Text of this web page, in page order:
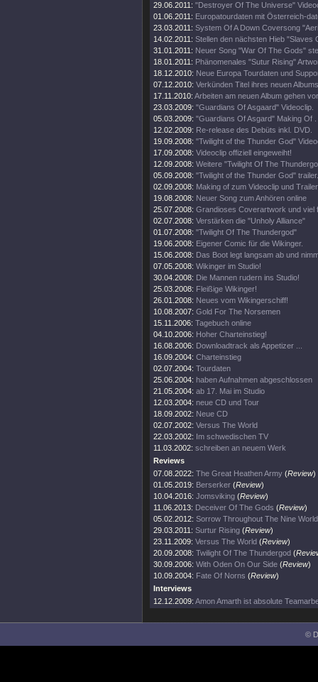
29.06.2011: "Destroyer Of The Universe"
01.06.2011: Europatourdaten mit Österreich-
23.03.2011: System Of A Down Coversong
14.02.2011: Stellen den nächsten Hieb "Slaves
31.01.2011: Neuer Song "War Of The Gods"
18.01.2011: Phänomenales "Sutur Rising"
18.12.2010: Neue Europa Tourdaten und
07.12.2010: Verkünden Titel ihres neuen Albums
17.11.2010: Arbeiten am neuen Album gehen
23.03.2009: "Guardians Of Asgaard" Videoclip.
05.03.2009: "Guardians Of Asgard" Making Of .
12.02.2009: Re-release des Debüts inkl. DVD.
19.09.2008: "Twilight of the Thunder God"
17.09.2008: Videoclip offiziell eingeweiht!
12.09.2008: Weitere "Twilight Of The
05.09.2008: "Twilight of the Thunder God" trailer.
02.09.2008: Making of zum Videoclip und
19.08.2008: Neuer Song zum Anhören online
25.07.2008: Grandioses Coverartwork und viel
02.07.2008: Verstärken die "Unholy Alliance"
01.07.2008: "Twilight Of The Thundergod"
19.06.2008: Eigener Comic für die Wikinger.
15.06.2008: Das Boot legt langsam ab und
07.05.2008: Wikinger im Studio!
30.04.2008: Die Mannen rudern ins Studio!
25.03.2008: Fleißige Wikinger!
26.01.2008: Neues vom Wikingerschiff!
10.08.2007: Gold For The Norsemen
15.11.2006: Tagebuch online
04.10.2006: Hoher Charteinstieg!
16.08.2006: Downloadtrack als Appetizer ...
16.09.2004: Charteinstieg
02.07.2004: Tourdaten
25.06.2004: haben Aufnahmen abgeschlossen
21.05.2004: ab 17. Mai im Studio
12.03.2004: neue CD und Tour
18.09.2002: Neue CD
02.07.2002: Versus The World
22.03.2002: Im schwedischen TV
11.03.2002: schreiben an neuem Werk
Reviews
07.08.2022: The Great Heathen Army (Review)
01.05.2019: Berserker (Review)
10.04.2016: Jomsviking (Review)
11.06.2013: Deceiver Of The Gods (Review)
05.02.2012: Sorrow Throughout The Nine
29.03.2011: Surtur Rising (Review)
23.11.2009: Versus The World (Review)
20.09.2008: Twilight Of The Thundergod (
30.09.2006: With Oden On Our Side (Review)
10.09.2004: Fate Of Norns (Review)
Interviews
12.12.2009: Amon Amarth ist absolute
©